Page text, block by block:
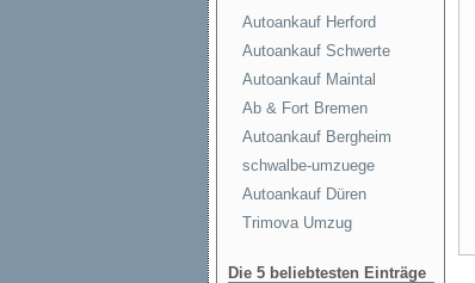
Autoankauf Herford
Autoankauf Schwerte
Autoankauf Maintal
Ab & Fort Bremen
Autoankauf Bergheim
schwalbe-umzuege
Autoankauf Düren
Trimova Umzug
Die 5 beliebtesten Einträge